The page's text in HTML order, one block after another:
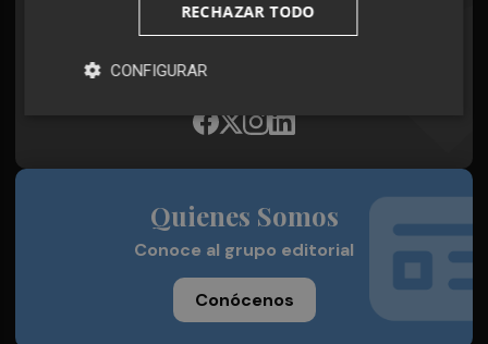
Síguenos en redes
Plaza Podcast, desde cualquier medio
Quienes Somos
Conoce al grupo editorial
Conócenos
RECHAZAR TODO
CONFIGURAR